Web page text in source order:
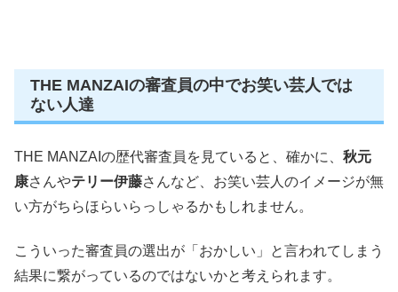
THE MANZAIの審査員の中でお笑い芸人では
ない人達
THE MANZAIの歴代審査員を見ていると、確かに、 秋元
康さんやテリー伊藤さんなど、お笑い芸人のイメージが無
い方がちらほらいらっしゃるかもしれません。
こういった審査員の選出が 「おかしい」
と言われてしまう
結果に繋がっているのではないかと考えられます。